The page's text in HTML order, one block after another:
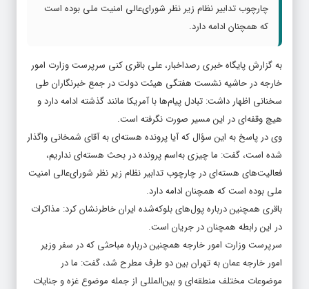
چارچوب تدابیر نظام زیر نظر شورای‌عالی امنیت ملی بوده است
که همچنان ادامه دارد.
به گزارش پایگاه خبری رصداخبار، علی باقری کنی سرپرست وزارت امور
خارجه در حاشیه نشست هفتگی هیئت دولت در جمع خبرنگاران طی
سخنانی اظهار داشت: تبادل پیام‌ها با آمریکا مانند گذشته ادامه دارد و
هیچ وقفه‌ای در این مسیر صورت نگرفته است.
وی در پاسخ به این سؤال که آیا پرونده هسته‌ای به آقای شمخانی واگذار
شده است، گفت: ما چیزی به‌اسم پرونده در بحث هسته‌ای نداریم،
فعالیت‌های هسته‌ای در چارچوب تدابیر نظام زیر نظر شورای‌عالی امنیت
ملی بوده است که همچنان ادامه دارد.
باقری همچنین درباره پول‌های بلوکه‌شده ایران خاطرنشان کرد: مذاکرات
در این رابطه همچنان در جریان است.
سرپرست وزارت امور خارجه همچنین درباره مباحثی که در سفر وزیر
امور خارجه عمان به تهران بین دو طرف مطرح شد، گفت: ما در
موضوعات مختلف منطقه‌ای و بین‌المللی از جمله موضوع غزه و جنایات